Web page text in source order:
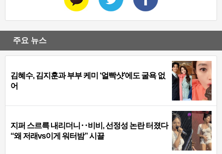
주요 뉴스
김혜수, 김지훈과 부부 케미 ‘얼빡샷’에도 굴욕 없
어
지퍼 스르륵 내리더니‥비비, 선정성 논란 터졌다
“왜 저래vs이게 워터밤” 시끌